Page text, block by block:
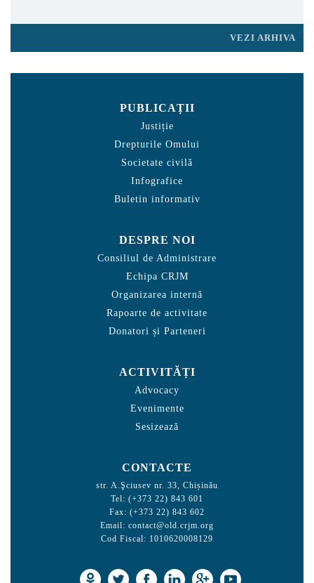
VEZI ARHIVA
PUBLICAȚII
Justiție
Drepturile Omului
Societate civilă
Infografice
Buletin informativ
DESPRE NOI
Consiliul de Administrare
Echipa CRJM
Organizarea internă
Rapoarte de activitate
Donatori și Parteneri
ACTIVITĂȚI
Advocacy
Evenimente
Sesizează
CONTACTE
str. A.Şciusev nr. 33, Chișinău
Tel: (+373 22) 843 601
Fax: (+373 22) 843 602
Email: contact@old.crjm.org
Cod Fiscal: 1010620008129